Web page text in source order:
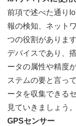
前項で述べた通り
報の検知、ネット
つの役割がありま
デバイスであり、
ータの属性や精度
ステムの要と言っ
ータを収集できる
見ていきましょう。
GPSセンサー